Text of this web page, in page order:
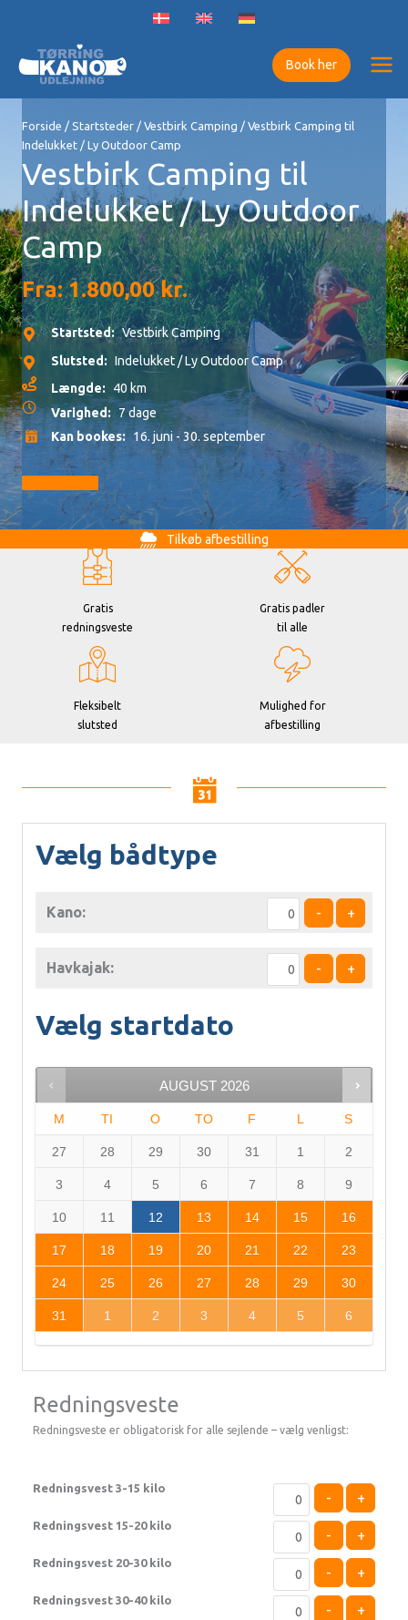
indholdet
Book her
Forside / Startsteder / Vestbirk Camping / Vestbirk Camping til
Indelukket / Ly Outdoor Camp
Vestbirk Camping til
Indelukket / Ly Outdoor
Camp
Fra:1.800,00kr.
Startsted: Vestbirk Camping
Slutsted: Indelukket / Ly Outdoor Camp
Længde:
40 km
Varighed: 7 dage
Kan bookes: 16. juni - 30. september
Tilkøb afbestilling
Gratis
redningsveste
Gratis padler
til alle
Fleksibelt
slutsted
Mulighed for
afbestilling
Vælg bådtype
Kano: - +
Havkajak: - +
Vælg startdato
AUGUST 2026
M TI O TO F L S
27 28 29 30 31 1 2
3 4 5 6 7 8 9
10 11 12 13 14 15 16
17 18 19 20 21 22 23
24 25 26 27 28 29 30
31 1 2 3 4 5 6
Redningsveste
Redningsveste er obligatorisk for alle sejlende – vælg venligst:
Redningsvest 3-15 kilo
- +
Redningsvest 15-20 kilo
- +
Redningsvest 20-30 kilo
- +
Redningsvest 30-40 kilo
- +